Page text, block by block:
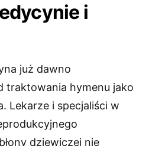
i
już dawno
traktowania hymenu jako
Lekarze i specjaliści w
dziewiczej nie